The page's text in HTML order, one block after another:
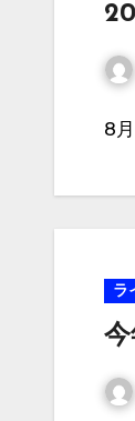
8
ラ